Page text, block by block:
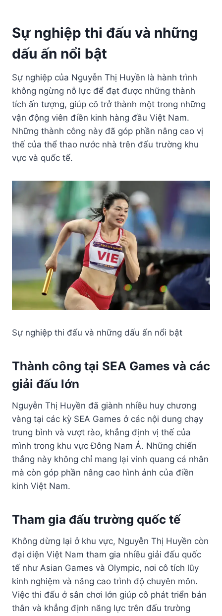
Sự nghiệp thi đấu và những
dấu ấn nổi bật
Sự nghiệp của Nguyễn Thị Huyền là hành trình
không ngừng nỗ lực để đạt được những thành
tích ấn tượng, giúp cô trở thành một trong những
vận động viên điền kinh hàng đầu Việt Nam.
Những thành công này đã góp phần nâng cao vị
thế của thể thao nước nhà trên đấu trường khu
vực và quốc tế.
Sự nghiệp thi đấu và những dấu ấn nổi bật
Thành công tại SEA Games và các
giải đấu lớn
Nguyễn Thị Huyền đã giành nhiều huy chương
vàng tại các kỳ SEA Games ở các nội dung chạy
trung bình và vượt rào, khẳng định vị thế của
mình trong khu vực Đông Nam Á. Những chiến
thắng này không chỉ mang lại vinh quang cá nhân
mà còn góp phần nâng cao hình ảnh của điền
kinh Việt Nam.
Tham gia đấu trường quốc tế
Không dừng lại ở khu vực, Nguyễn Thị Huyền còn
đại diện Việt Nam tham gia nhiều giải đấu quốc
tế như Asian Games và Olympic, nơi cô tích lũy
kinh nghiệm và nâng cao trình độ chuyên môn.
Việc thi đấu ở sân chơi lớn giúp cô phát triển bản
thân và khẳng định năng lực trên đấu trường